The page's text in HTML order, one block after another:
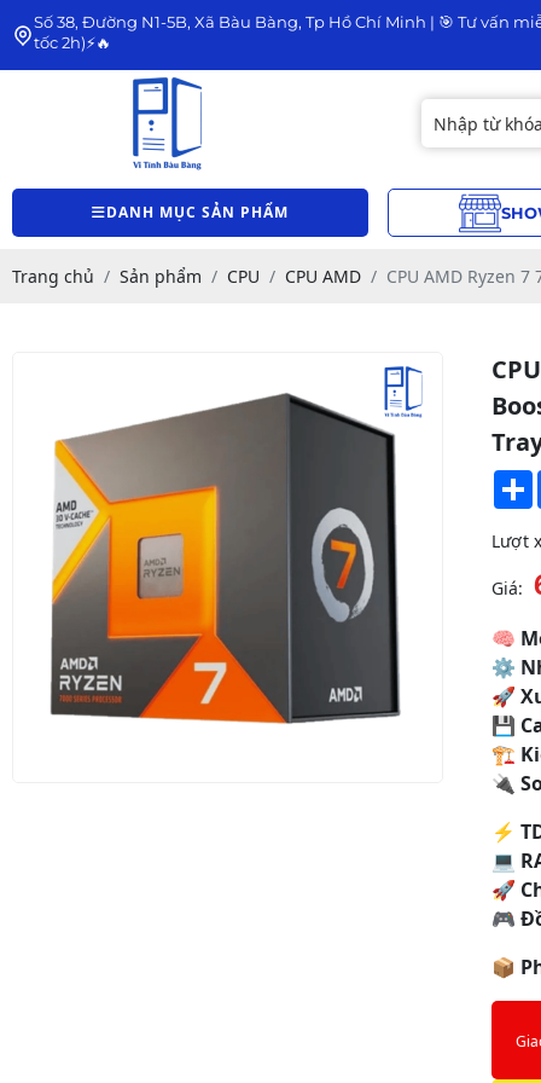
Số 38, Đường N1-5B, Xã Bàu Bàng, Tp Hồ Chí Minh | 🎯 Tư vấn
tốc 2h)⚡🔥
DANH MỤC SẢN PHẨM
Trang chủ Sản phẩm CPU CPU AMD CPU AMD Ryzen
Lượt
Giá:
🧠
⚙
🚀
💾
🏗
🔌
⚡
💻
🚀
🎮
📦